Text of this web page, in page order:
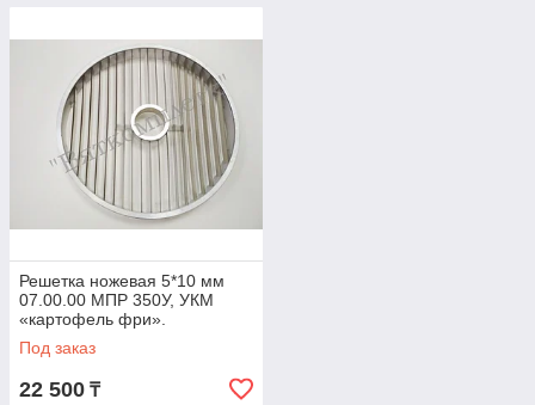
Решетка ножевая 5*10 мм
07.00.00 МПР 350У, УКМ
«картофель фри».
Под заказ
22 500 ₸